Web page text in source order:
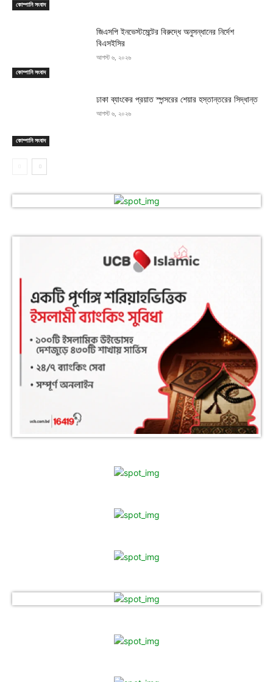
কোম্পানি সংবাদ
কোম্পানি সংবাদ
জিএসপি ইনভেস্টমেন্টের বিরুদ্ধে অনুসন্ধানের নির্দেশ
বিএসইসির
আগস্ট ৬, ২০২৬
কোম্পানি সংবাদ
ঢাকা ব্যাংকের প্রয়াত স্পন্সরের শেয়ার হস্তান্তরের সিদ্ধান্ত
আগস্ট ৬, ২০২৬